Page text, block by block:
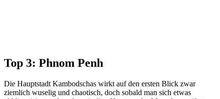
Top 3: Phnom Penh
Die Hauptstadt Kambodschas wirkt auf den ersten Blick zwar
ziemlich wuselig und chaotisch, doch sobald man sich etwas